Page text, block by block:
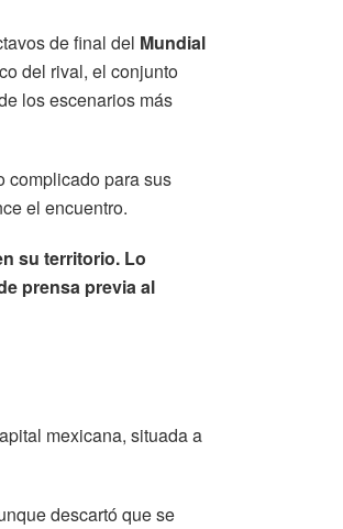
de final del Mundial
del rival, el conjunto
los escenarios más
complicado para sus
el encuentro.
su territorio. Lo
prensa previa al
mexicana, situada a
descartó que se